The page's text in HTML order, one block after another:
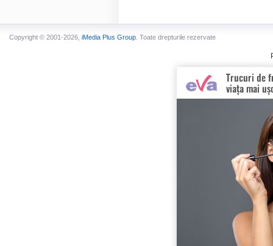
Copyright © 2001-2026, iMedia Plus Group . Toate drepturile rezervate